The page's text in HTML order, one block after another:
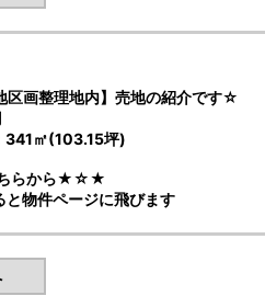
区画整理地内】売地の紹介です☆
341㎡(103.15坪)
らから★☆★
物件ページに飛びます